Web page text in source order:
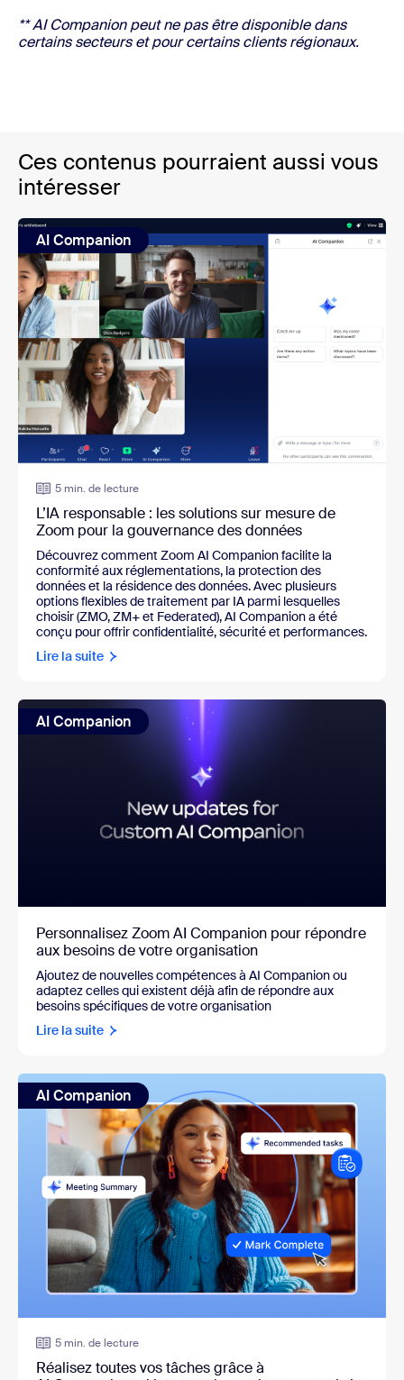
** AI Companion peut ne pas être disponible dans
certains secteurs et pour certains clients régionaux.
Ces contenus pourraient aussi vous
intéresser
AI Companion
5 min. de lecture
L’IA responsable : les solutions sur mesure de
Zoom pour la gouvernance des données
Découvrez comment Zoom AI Companion facilite la
conformité aux réglementations, la protection des
données et la résidence des données. Avec plusieurs
options flexibles de traitement par IA parmi lesquelles
choisir (ZMO, ZM+ et Federated), AI Companion a été
conçu pour offrir confidentialité, sécurité et performances.
Lire la suite
AI Companion
Personnalisez Zoom AI Companion pour répondre
aux besoins de votre organisation
Ajoutez de nouvelles compétences à AI Companion ou
adaptez celles qui existent déjà afin de répondre aux
besoins spécifiques de votre organisation
Lire la suite
AI Companion
5 min. de lecture
Réalisez toutes vos tâches grâce à